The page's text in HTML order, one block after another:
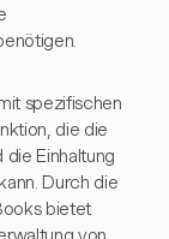
spezifischen
die die
Einhaltung
Durch die
bietet